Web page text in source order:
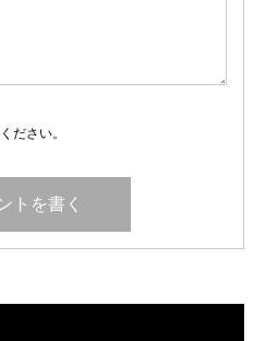
ださい。